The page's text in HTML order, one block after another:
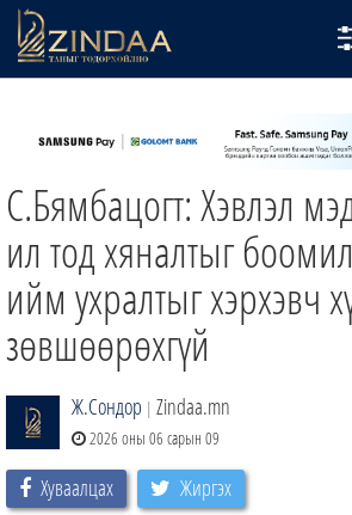
ТВ8
ӨГЛӨӨНИЙ СОНИН
ЗИНДАА СЭТГҮҮЛ
С.Бямбацогт: Хэвлэл
ил тод хяналтыг
ийм ухралтыг хэрхэвч
зөвшөөрөхгүй
Ж.Сондор | Zindaa.mn
2026 оны 06 сарын 09
Хуваалцах Жиргэх